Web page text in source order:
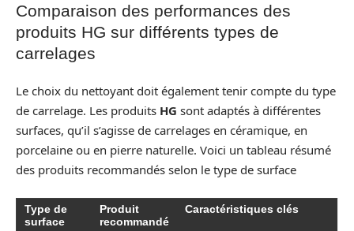
Comparaison des performances des
produits HG sur différents types de
carrelages
Le choix du nettoyant doit également tenir compte du type
de carrelage. Les produits HG sont adaptés à différentes
surfaces, qu’il s’agisse de carrelages en céramique, en
porcelaine ou en pierre naturelle. Voici un tableau résumé
des produits recommandés selon le type de surface
Type de
surface
Produit
recommandé
Caractéristiques clés